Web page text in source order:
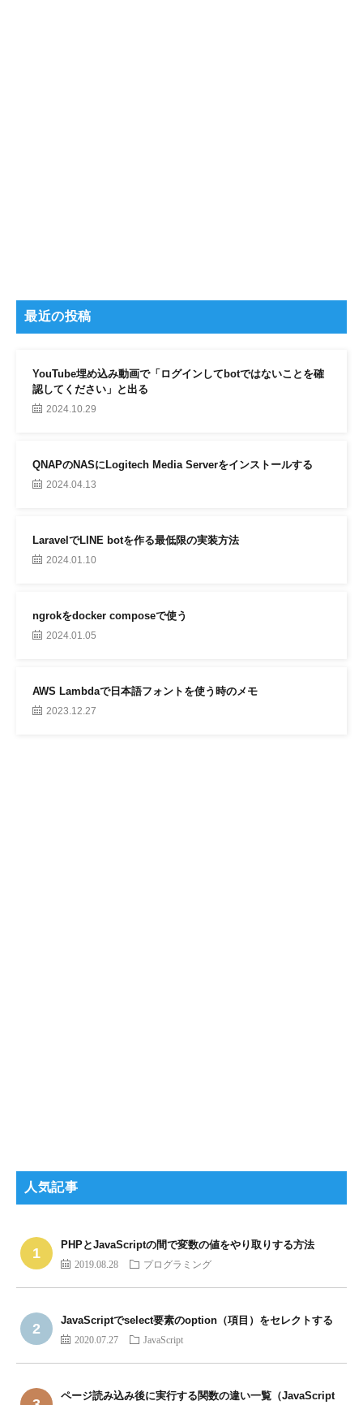
最近の投稿
YouTube埋め込み動画で「ログインしてbotではないことを確
認してください」と出る
2024.10.29
QNAPのNASにLogitech Media Serverをインストールする
2024.04.13
LaravelでLINE botを作る最低限の実装方法
2024.01.10
ngrokをdocker composeで使う
2024.01.05
AWS Lambdaで日本語フォントを使う時のメモ
2023.12.27
人気記事
PHPとJavaScriptの間で変数の値をやり取りする方法
2019.08.28 プログラミング
JavaScriptでselect要素のoption（項目）をセレクトする
2020.07.27 JavaScript
ページ読み込み後に実行する関数の違い一覧（JavaScript